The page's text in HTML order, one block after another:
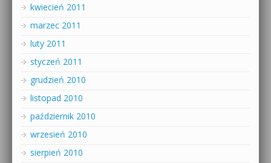
kwiecień 2011
marzec 2011
luty 2011
styczeń 2011
grudzień 2010
listopad 2010
październik 2010
wrzesień 2010
sierpień 2010